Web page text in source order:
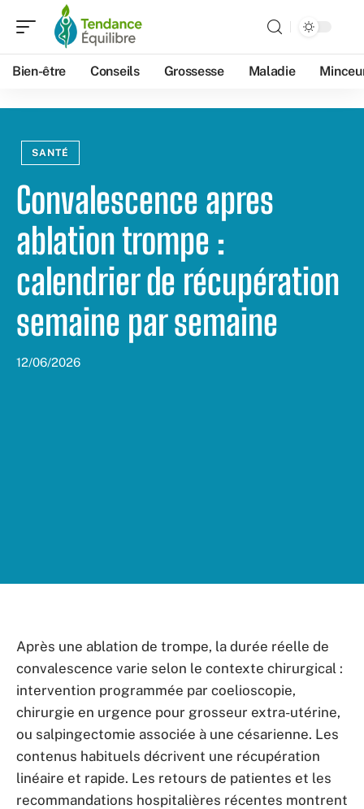
Bien-être Conseils Grossesse Maladie
SANTÉ
Convalescence apres
ablation trompe :
calendrier de récupération
semaine par semaine
12/06/2026
Après une ablation de trompe, la durée réelle de
convalescence varie selon le contexte chirurgical :
intervention programmée par coelioscopie,
chirurgie en urgence pour grosseur extra-utérine,
ou salpingectomie associée à une césarienne. Les
contenus habituels décrivent une récupération
linéaire et rapide. Les retours de patientes et les
recommandations hospitalières récentes montrent